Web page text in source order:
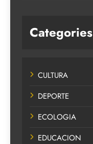
Categories
CULTURA
DEPORTE
ECOLOGIA
EDUCACION